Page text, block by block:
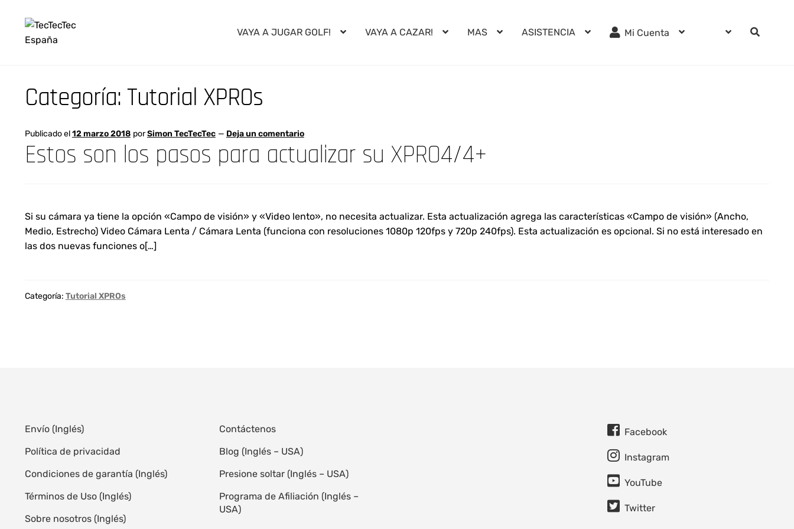
Ir
navegación
Ir
VAYA A JUGAR GOLF! VAYA A CAZAR! MAS ASISTENCIA Mi Cuenta
Categoría: Tutorial XPROs
Publicado el12 marzo 2018 porSimon TecTecTec — Deja un comentario
Estos son los pasos para actualizar su XPRO4/4+
Si su cámara ya tiene la opción «Campo de visión» y «Video lento», no necesita actualizar. Esta actualización agrega las características «Campo de visión» (Ancho,
Medio, Estrecho) Video Cámara Lenta / Cámara Lenta (funciona con resoluciones 1080p 120fps y 720p 240fps). Esta actualización es opcional. Si no está interesado en
las dos nuevas funciones o[…]
Categoría: Tutorial XPROs
Envío (Inglés)
Política de privacidad
Condiciones de garantía (Inglés)
Términos de Uso (Inglés)
Sobre nosotros (Inglés)
Contáctenos
Blog (Inglés – USA)
Presione soltar (Inglés – USA)
Programa de Afiliación (Inglés –
USA)
Facebook
Instagram
YouTube
Twitter